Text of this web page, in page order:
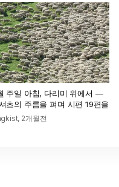
주일 아침, 다리미 위에서 —
츠의 주름을 펴며 시편 19편을
, 2개월전